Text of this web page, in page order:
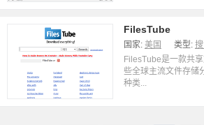
FilesTube
国家: 美国 类型:
FilesTube是一款共
些全球主流文件存储
种类...